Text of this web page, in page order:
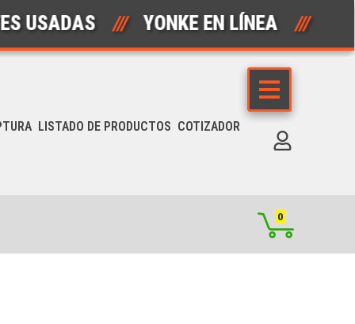
/// YONKE EN LÍNEA ///
LISTADO DE PRODUCTOS COTIZADOR
0